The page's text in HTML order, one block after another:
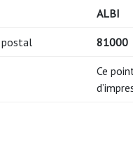
ALBI
postal 81000
Ce